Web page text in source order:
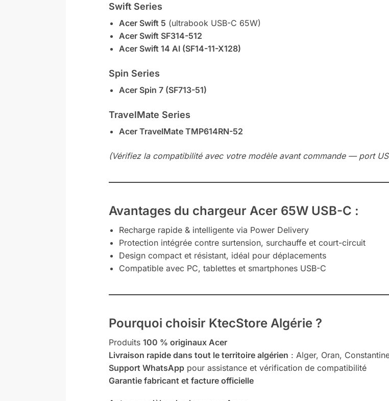
Swift Series
Acer Swift 5 (ultrabook USB-C 65W)
Acer Swift SF314-512
Acer Swift 14 AI (SF14-11-X128)
Spin Series
Acer Spin 7 (SF713-51)
TravelMate Series
Acer TravelMate TMP614RN-52
(Vérifiez la compatibilité avec votre modèle avant commande — port
Avantages du chargeur Acer 65W USB-C :
Recharge rapide & intelligente via Power Delivery
Protection intégrée contre surtension, surchauffe et court-circuit
Design compact et résistant, idéal pour déplacements
Compatible avec PC, tablettes et smartphones USB-C
Pourquoi choisir KtecStore Algérie ?
Produits 100 % originaux Acer
Livraison rapide dans tout le territoire algérien : Alger, Oran,
Support WhatsApppour assistance et vérification de compatibilité
Garantie fabricant et facture officielle